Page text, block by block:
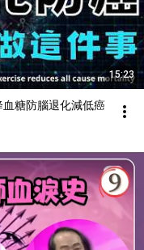
15:23
糖防腦退化減低癌